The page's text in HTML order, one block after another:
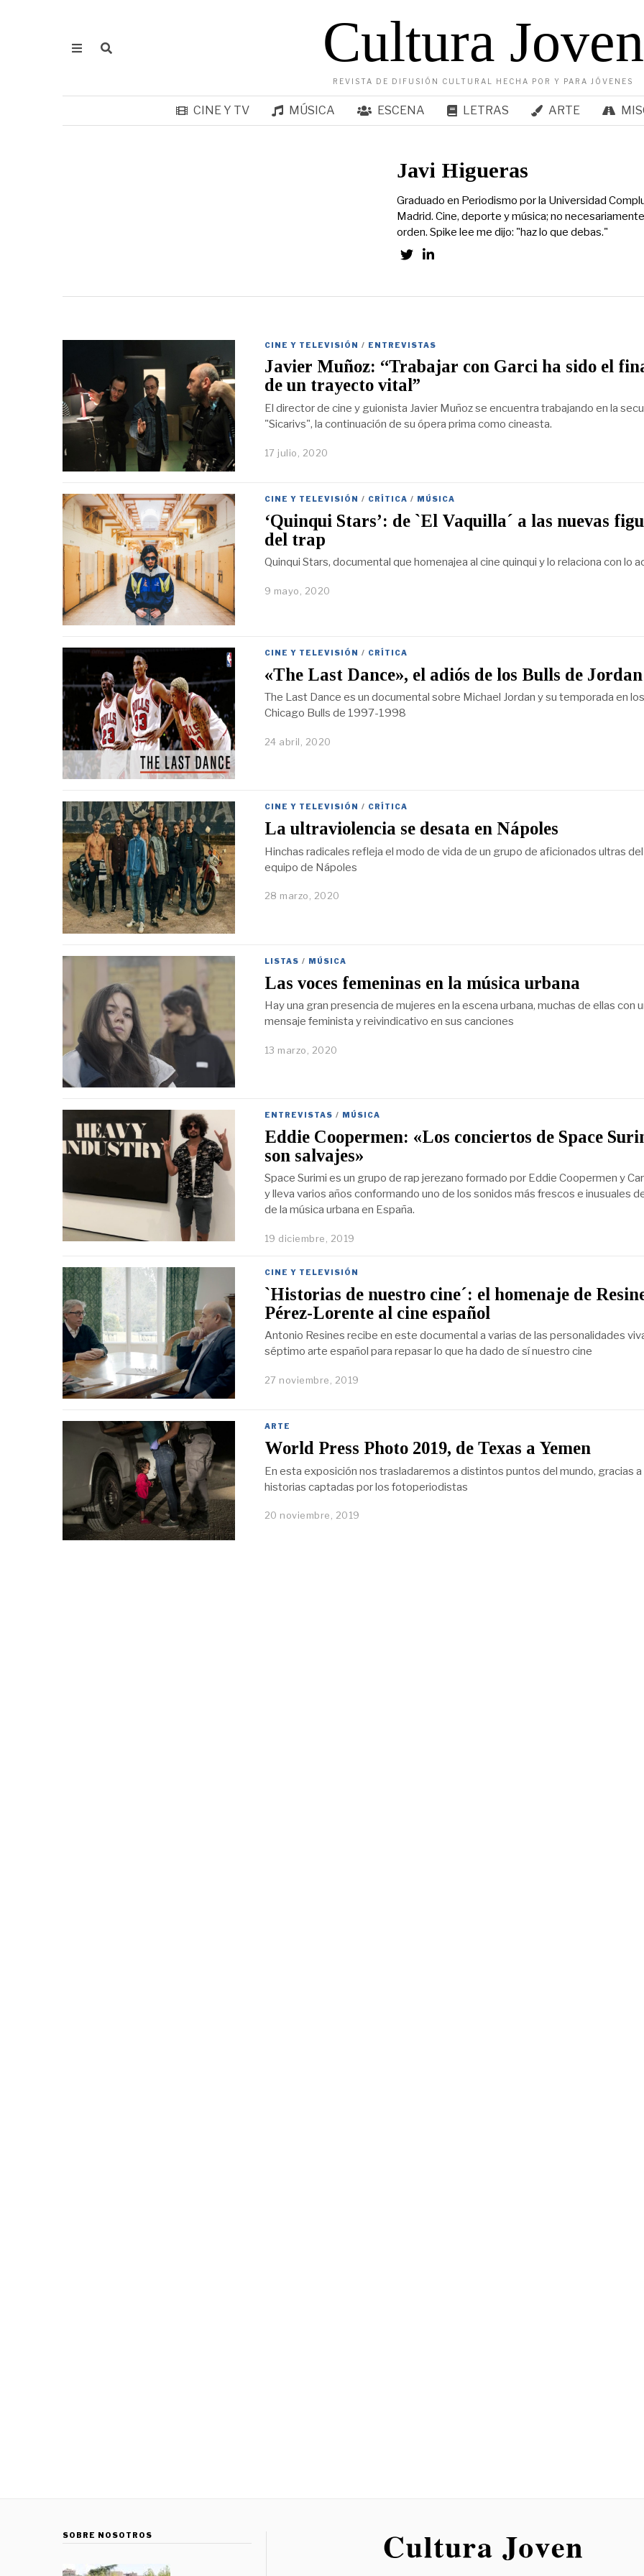
Cultura Joven
REVISTA DE DIFUSIÓN CULTURAL HECHA POR Y PARA JÓVENES
CINE Y TV MÚSICA ESCENA LETRAS ARTE
Javi Higueras
Graduado en Periodismo por la Universidad
Madrid. Cine, deporte y música; no
orden. Spike lee me dijo: "haz lo que debas."
CINE Y TELEVISIÓN / ENTREVISTAS
Javier Muñoz: “Trabajar con Garci ha sido el
de un trayecto vital”
El director de cine y guionista Javier Muñoz se encuentra trabajando en la
"Sicarivs", la continuación de su ópera prima como cineasta.
17 julio, 2020
CINE Y TELEVISIÓN / CRÍTICA / MÚSICA
‘Quinqui Stars’: de `El Vaquilla´ a las nuevas
del trap
Quinqui Stars, documental que homenajea al cine quinqui y lo relaciona con lo
9 mayo, 2020
CINE Y TELEVISIÓN / CRÍTICA
«The Last Dance», el adiós de los Bulls de Jordan
The Last Dance es un documental sobre Michael Jordan y su temporada en los
Chicago Bulls de 1997-1998
24 abril, 2020
CINE Y TELEVISIÓN / CRÍTICA
La ultraviolencia se desata en Nápoles
Hinchas radicales refleja el modo de vida de un grupo de aficionados ultras del
equipo de Nápoles
28 marzo, 2020
LISTAS / MÚSICA
Las voces femeninas en la música urbana
Hay una gran presencia de mujeres en la escena urbana, muchas de ellas con
mensaje feminista y reivindicativo en sus canciones
13 marzo, 2020
ENTREVISTAS / MÚSICA
Eddie Coopermen: «Los conciertos de Space
son salvajes»
Space Surimi es un grupo de rap jerezano formado por Eddie Coopermen y
y lleva varios años conformando uno de los sonidos más frescos e inusuales
de la música urbana en España.
19 diciembre, 2019
CINE Y TELEVISIÓN
`Historias de nuestro cine´: el homenaje de
Pérez-Lorente al cine español
Antonio Resines recibe en este documental a varias de las personalidades
séptimo arte español para repasar lo que ha dado de sí nuestro cine
27 noviembre, 2019
ARTE
World Press Photo 2019, de Texas a Yemen
En esta exposición nos trasladaremos a distintos puntos del mundo, gracias a
historias captadas por los fotoperiodistas
20 noviembre, 2019
SOBRE NOSOTROS